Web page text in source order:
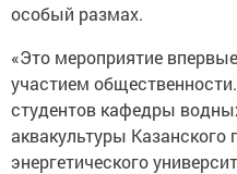
особый размах.
«Это мероприятие
участием
студентов кафедры
аквакультуры Казанского
энергетического